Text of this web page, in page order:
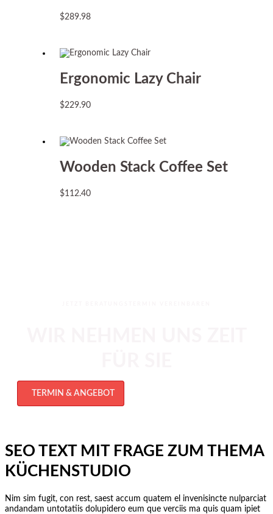
$289.98
Ergonomic Lazy Chair
$229.90
Wooden Stack Coffee Set
$112.40
TERMIN & ANGEBOT
SEO TEXT MIT FRAGE ZUM THEMA
KÜCHENSTUDIO
Nim sim fugit, con rest, saest accum quatem el invenisincte nulparciat
andandam untotatiis dolupidero eum que verciis ma quis quam ipiet